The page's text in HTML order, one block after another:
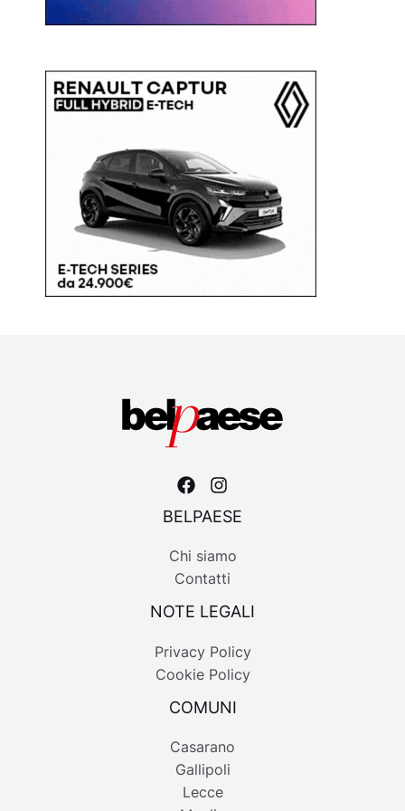
BELPAESE
Chi siamo
Contatti
NOTE LEGALI
Privacy Policy
Cookie Policy
COMUNI
Casarano
Gallipoli
Lecce